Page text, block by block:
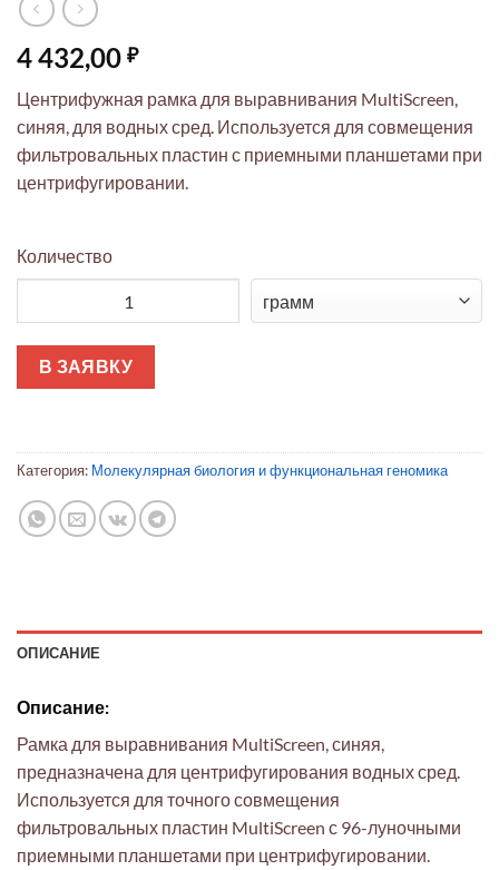
4 432,00 ₽
Центрифужная рамка для выравнивания MultiScreen,
синяя, для водных сред. Используется для совмещения
фильтровальных пластин с приемными планшетами при
центрифугировании.
Количество
В ЗАЯВКУ
Категория: Молекулярная биология и функциональная геномика
ОПИСАНИЕ
Описание:
Рамка для выравнивания MultiScreen, синяя,
предназначена для центрифугирования водных сред.
Используется для точного совмещения
фильтровальных пластин MultiScreen с 96-луночными
приемными планшетами при центрифугировании.